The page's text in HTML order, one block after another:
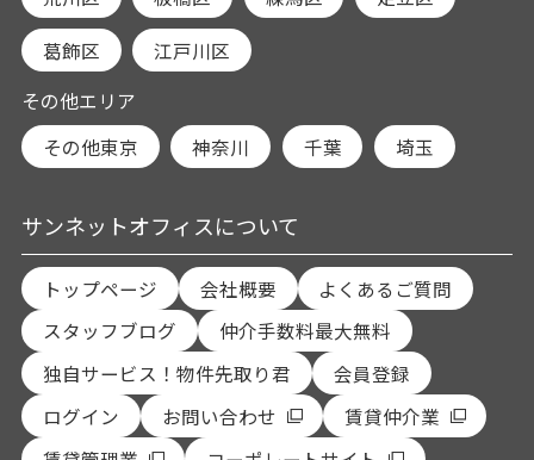
葛飾区
江戸川区
その他エリア
その他東京
神奈川 千葉 埼玉
サンネットオフィスについて
トップページ 会社概要
よくあるご質問
スタッフブログ
仲介手数料最大無料
独自サービス！物件先取り君
会員登録
ログイン
お問い合わせ
賃貸仲介業